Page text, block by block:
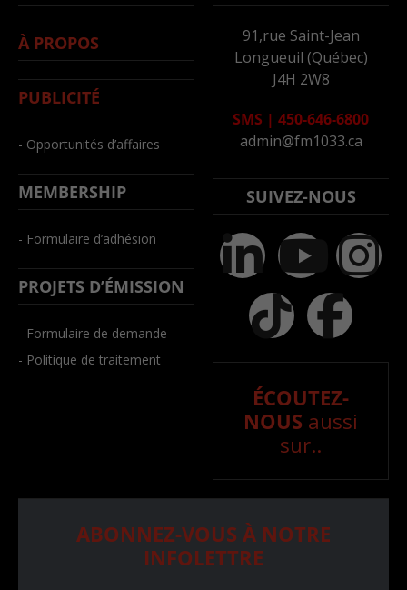
À PROPOS
PUBLICITÉ
- Opportunités d’affaires
MEMBERSHIP
- Formulaire d’adhésion
PROJETS D’ÉMISSION
- Formulaire de demande
- Politique de traitement
91,rue Saint-Jean
Longueuil (Québec)
J4H 2W8
SMS | 450-646-6800
admin@fm1033.ca
SUIVEZ-NOUS
ÉCOUTEZ-
NOUS aussi
sur..
ABONNEZ-VOUS À NOTRE
INFOLETTRE